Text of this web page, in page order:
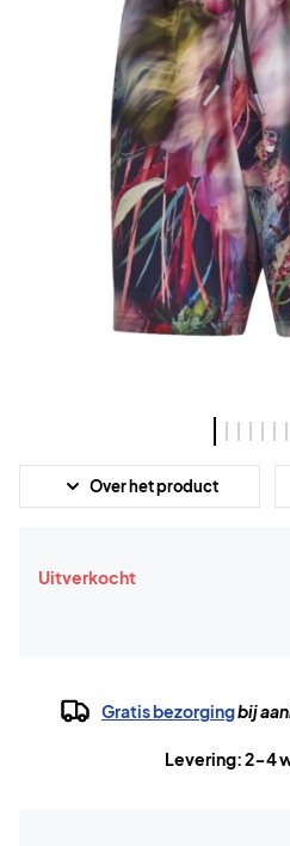
Over het product
Uitverkocht
Gratis bezorgingbij
Levering: 2-4